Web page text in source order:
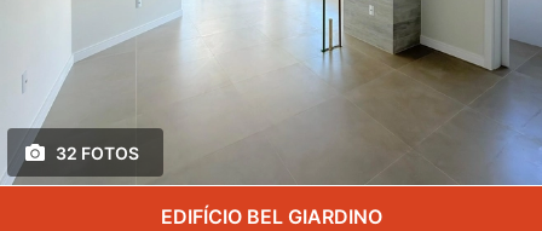
32 FOTOS
EDIFÍCIO BEL GIARDINO